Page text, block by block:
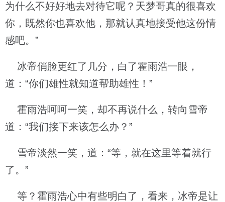
为什么不好好地去对待它呢？天梦哥真的很喜欢
你，既然你也喜欢他，那就认真地接受他这份情
感吧。”
冰帝俏脸更红了几分，白了霍雨浩一眼，
道：“你们雄性就知道帮助雄性！”
霍雨浩呵呵一笑，却不再说什么，转向雪帝
道：“我们接下来该怎么办？”
雪帝淡然一笑，道：“等，就在这里等着就行
了。”
等？霍雨浩心中有些明白了，看来，冰帝是让